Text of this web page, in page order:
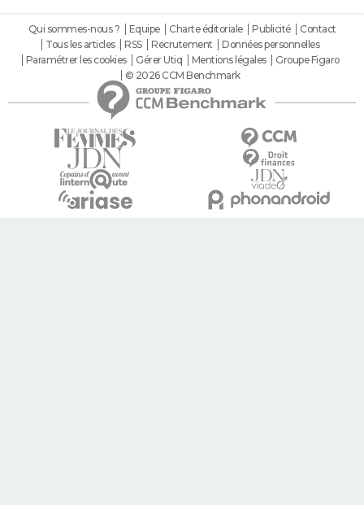
Qui sommes-nous ? Equipe Charte éditoriale Publicité
Contact
Tous les articles
RSS Recrutement
Données personnelles
Paramétrer les cookies
Gérer Utiq Mentions légales
Groupe Figaro
© 2026 CCM Benchmark